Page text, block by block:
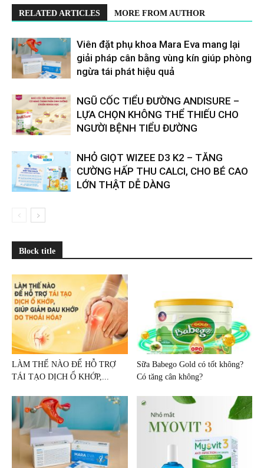
RELATED ARTICLES MORE FROM AUTHOR
Viên đặt phụ khoa Mara Eva mang lại
giải pháp cân bằng vùng kín giúp phòng
ngừa tái phát hiệu quả
​​NGŨ CỐC TIỂU ĐƯỜNG ANDISURE –
LỰA CHỌN KHÔNG THỂ THIẾU CHO
NGƯỜI BỆNH TIỂU ĐƯỜNG
NHỎ GIỌT WIZEE D3 K2 – TĂNG
CƯỜNG HẤP THU CALCI, CHO BÉ CAO
LỚN THẬT DỄ DÀNG
Block title
LÀM THẾ NÀO ĐỂ HỖ TRỢ
TÁI TẠO DỊCH Ổ KHỚP,...
Sữa Babego Gold có tốt không?
Có tăng cân không?